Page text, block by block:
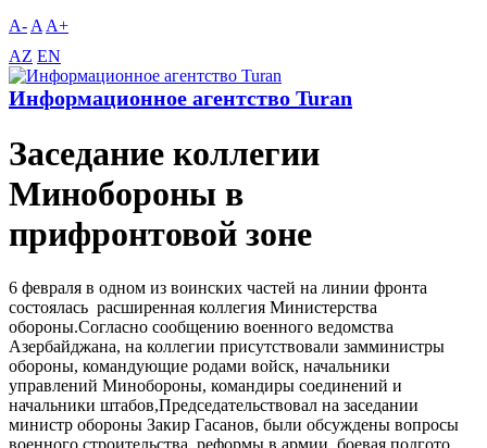
A- A A+
AZ EN
Информационное агентство Turan
Заседание коллегии
Минобороны в
прифронтовой зоне
6 февраля в одном из воинских частей на линии фронта
состоялась расширенная коллегия Министерства
обороны.Согласно сообщению военного ведомства
Азербайджана, на коллегии присутствовали замминистры
обороны, командующие родами войск, начальники
управлений Минобороны, командиры соединений и
начальники штабов,Председательствовал на заседании
министр обороны Закир Гасанов, были обсуждены вопросы
военного строительства, реформы в армии, боевая подгото...